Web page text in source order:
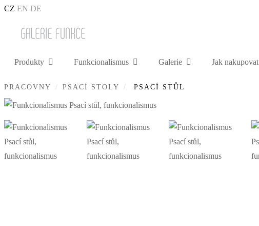
CZ EN DE
Produkty Funkcionalismus Galerie Jak nakupovat
PRACOVNY PSACÍ STOLY PSACÍ STŮL